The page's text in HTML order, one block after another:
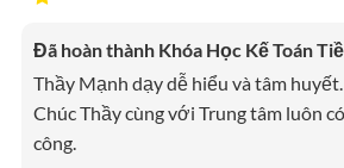
Đã hoàn thành Khóa Học Kế Toán
Thầy Mạnh dạy dễ hiểu và tâm
Chúc Thầy cùng với Trung tâm luôn
công.